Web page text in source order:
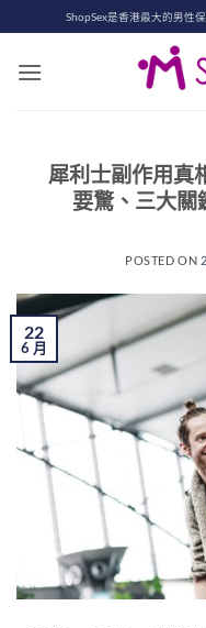
to
content
ShopSex是香港最大的男性
犀利士副作用真
要驚、三大
POSTED ON
22
6 月